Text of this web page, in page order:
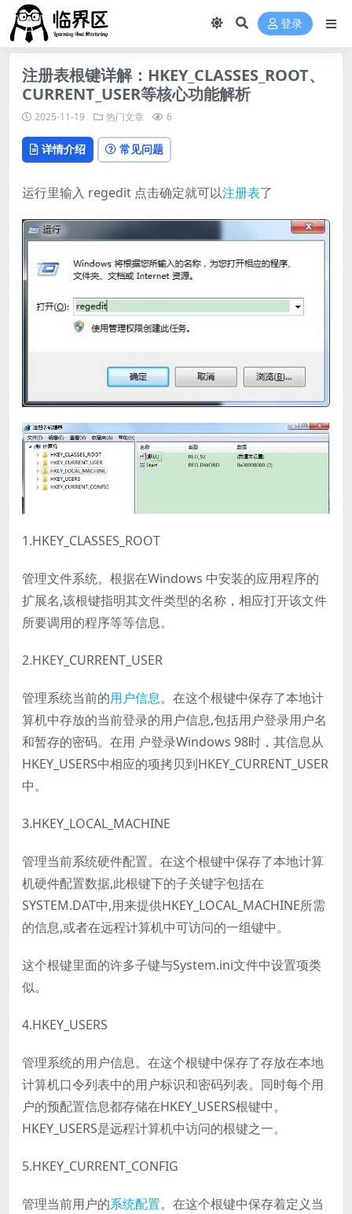
登录
注册表根键详解：HKEY_CLASSES_ROOT、
CURRENT_USER等核心功能解析
2025-11-19 热门文章 6
详情介绍 常见问题
运行里输入 regedit 点击确定就可以注册表了
1.HKEY_CLASSES_ROOT
管理文件系统。根据在Windows 中安装的应用程序的
扩展名,该根键指明其文件类型的名称，相应打开该文件
所要调用的程序等等信息。
2.HKEY_CURRENT_USER
管理系统当前的用户信息。在这个根键中保存了本地计
算机中存放的当前登录的用户信息,包括用户登录用户名
和暂存的密码。在用 户登录Windows 98时，其信息从
HKEY_USERS中相应的项拷贝到HKEY_CURRENT_USER
中。
3.HKEY_LOCAL_MACHINE
管理当前系统硬件配置。在这个根键中保存了本地计算
机硬件配置数据,此根键下的子关键字包括在
SYSTEM.DAT中,用来提供HKEY_LOCAL_MACHINE所需
的信息,或者在远程计算机中可访问的一组键中。
这个根键里面的许多子键与System.ini文件中设置项类
似。
4.HKEY_USERS
管理系统的用户信息。在这个根键中保存了存放在本地
计算机口令列表中的用户标识和密码列表。同时每个用
户的预配置信息都存储在HKEY_USERS根键中。
HKEY_USERS是远程计算机中访问的根键之一。
5.HKEY_CURRENT_CONFIG
管理当前用户的系统配置。在这个根键中保存着定义当